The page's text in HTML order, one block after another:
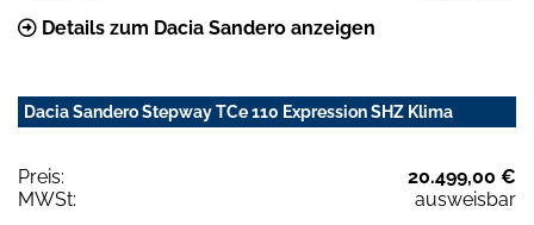
Details zum Dacia Sandero anzeigen
Dacia Sandero Stepway TCe 110 Expression SHZ Klima
Preis:
20.499,00 €
MWSt:
ausweisbar